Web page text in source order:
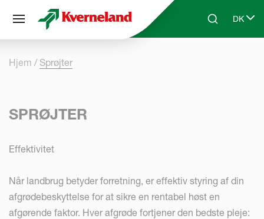
Skip to main contentSearchDK
Select
Hjem Sprøjter
SPRØJTER
Effektivitet
Når landbrug betyder forretning, er effektiv styring af din
afgrødebeskyttelse for at sikre en rentabel høst en
afgørende faktor. Hver afgrøde fortjener den bedste pleje:
CCookie-styringspanel